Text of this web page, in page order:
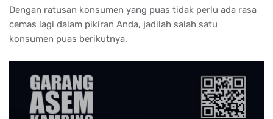
Dengan ratusan konsumen yang puas tidak perlu ada rasa
cemas lagi dalam pikiran Anda, jadilah salah satu
konsumen puas berikutnya.